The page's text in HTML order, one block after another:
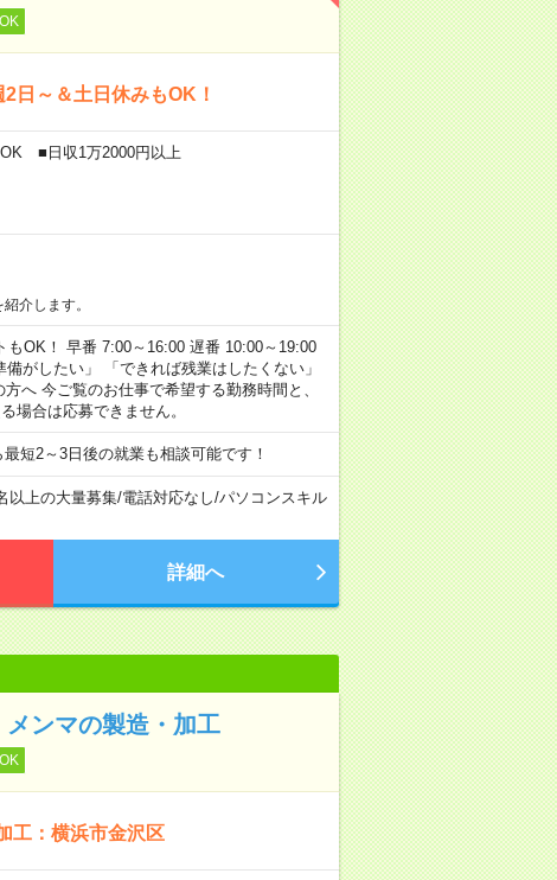
～＆土日休みもOK！
■日収1万2000円以上
介します。
OK！ 早番 7:00～16:00 遅番 10:00～19:00
がしたい」 「できれば残業はしたくない」
へ 今ご覧のお仕事で希望する勤務時間と、
場合は応募できません。
短2～3日後の就業も相談可能です！
以上の大量募集/電話対応なし/パソコンスキル
詳細へ
ンマの製造・加工
工：横浜市金沢区